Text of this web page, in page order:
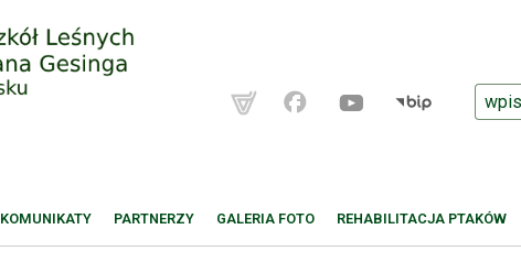
KOMUNIKATY PARTNERZY GALERIA FOTO REHABILITACJA PTAKÓW